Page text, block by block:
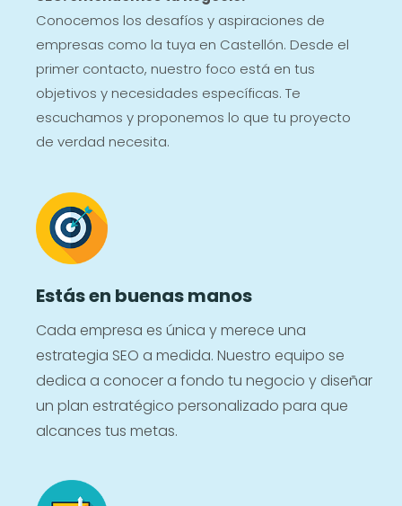
Conocemos los desafíos y aspiraciones de
empresas como la tuya en Castellón. Desde el
primer contacto, nuestro foco está en tus
objetivos y necesidades específicas. Te
escuchamos y proponemos lo que tu proyecto
de verdad necesita.
Estás en buenas manos
Cada empresa es única y merece una
estrategia SEO a medida. Nuestro equipo se
dedica a conocer a fondo tu negocio y diseñar
un plan estratégico personalizado para que
alcances tus metas.